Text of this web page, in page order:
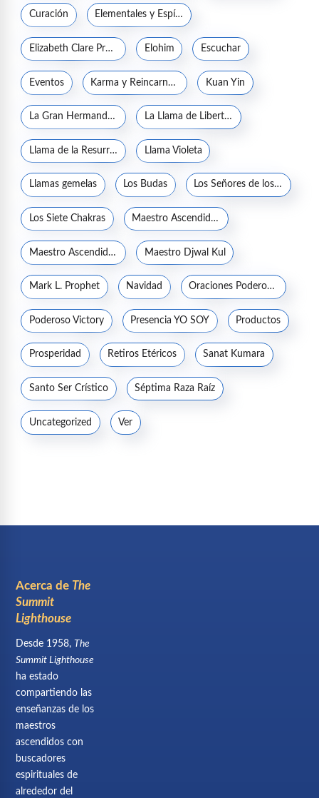
Curación Elementales y Espíritus de la naturaleza
Elizabeth Clare Prophet Elohim Escuchar
Eventos Karma y Reincarnación Kuan Yin
La Gran Hermandad Blanca La Llama de Libertad
Llama de la Resurrección Llama Violeta
Llamas gemelas Los Budas Los Señores de los Siete Rayos
Los Siete Chakras Maestro Ascendido Jesucristo
Maestro Ascendido Kuthumi Maestro Djwal Kul
Mark L. Prophet Navidad Oraciones Poderosas
Poderoso Victory Presencia YO SOY Productos
Prosperidad Retiros Etéricos Sanat Kumara
Santo Ser Crístico Séptima Raza Raíz
Uncategorized Ver
Acerca de The
Summit
Lighthouse
Desde 1958, The
Summit Lighthouse
ha estado
compartiendo las
enseñanzas de los
maestros
ascendidos con
buscadores
espirituales de
alrededor del